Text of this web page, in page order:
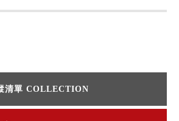
清單 COLLECTION